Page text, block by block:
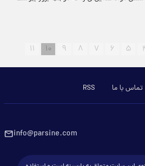
۵ ۶ ۷ ۸ ۹ ۱۰ ۱۱
تماس با ما RSS
info@parsine.com